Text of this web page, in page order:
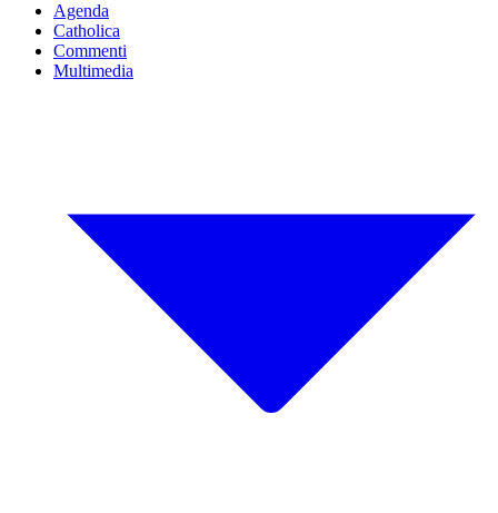
Agenda
Catholica
Commenti
Multimedia